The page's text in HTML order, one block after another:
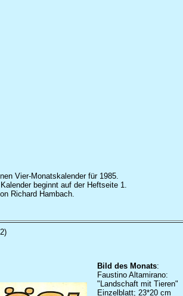
Vier-Monatskalender für 1985.
beginnt auf der Heftseite 1.
Richard Hambach.
Bild des Monats:
Faustino Altamirano:
"Landschaft mit Tieren"
Einzelblatt; 23*20 cm